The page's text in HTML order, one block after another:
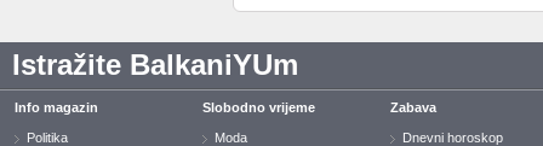
Istražite BalkaniYUm
Info magazin
Politika
Slobodno vrijeme
Moda
Zabava
Dnevni horoskop